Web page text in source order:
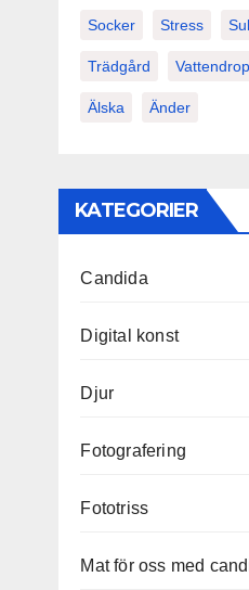
Socker Stress
Trädgård
Älska Änder
KATEGORIER
Candida
Digital konst
Djur
Fotografering
Fototriss
Mat för oss med